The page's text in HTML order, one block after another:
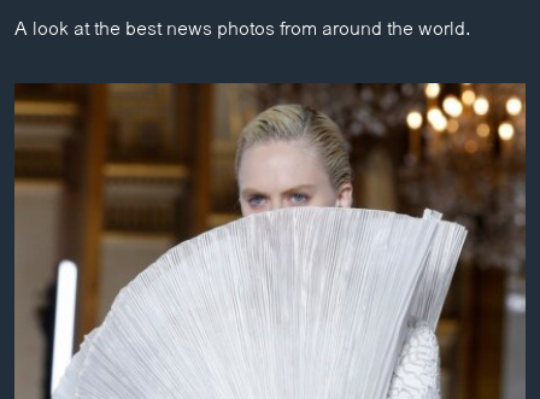
ຄົ້ນໂລກ
ອິດສະຫຼະພາບດ້ານການຂ່າວ
ຊີວິດຊາວລາວ
ຊຸມຊົນຊາວລາວ
ວິທະຍາສາດ-ເທັກໂນໂລຈີ
ທຸລະກິດ
ພາສາອັງກິດ
ວີດີໂອ
A look at the best news photos from around the world.